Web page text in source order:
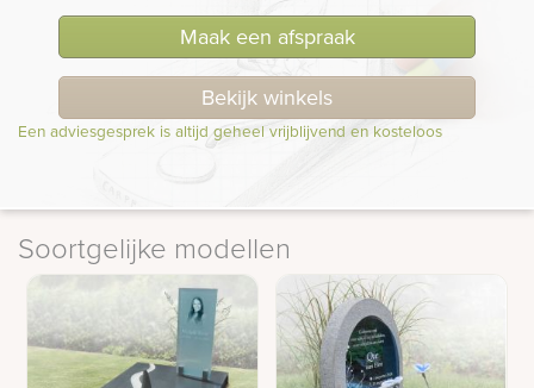
Maak een afspraak
Bekijk winkels
Een adviesgesprek is altijd geheel vrijblijvend en kosteloos
Soortgelijke modellen